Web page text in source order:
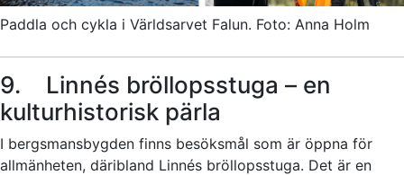
Paddla och cykla i Världsarvet Falun. Foto: Anna Holm
9. Linnés bröllopsstuga – en
kulturhistorisk pärla
I bergsmansbygden finns besöksmål som är öppna för
allmänheten, däribland Linnés bröllopsstuga. Det är en